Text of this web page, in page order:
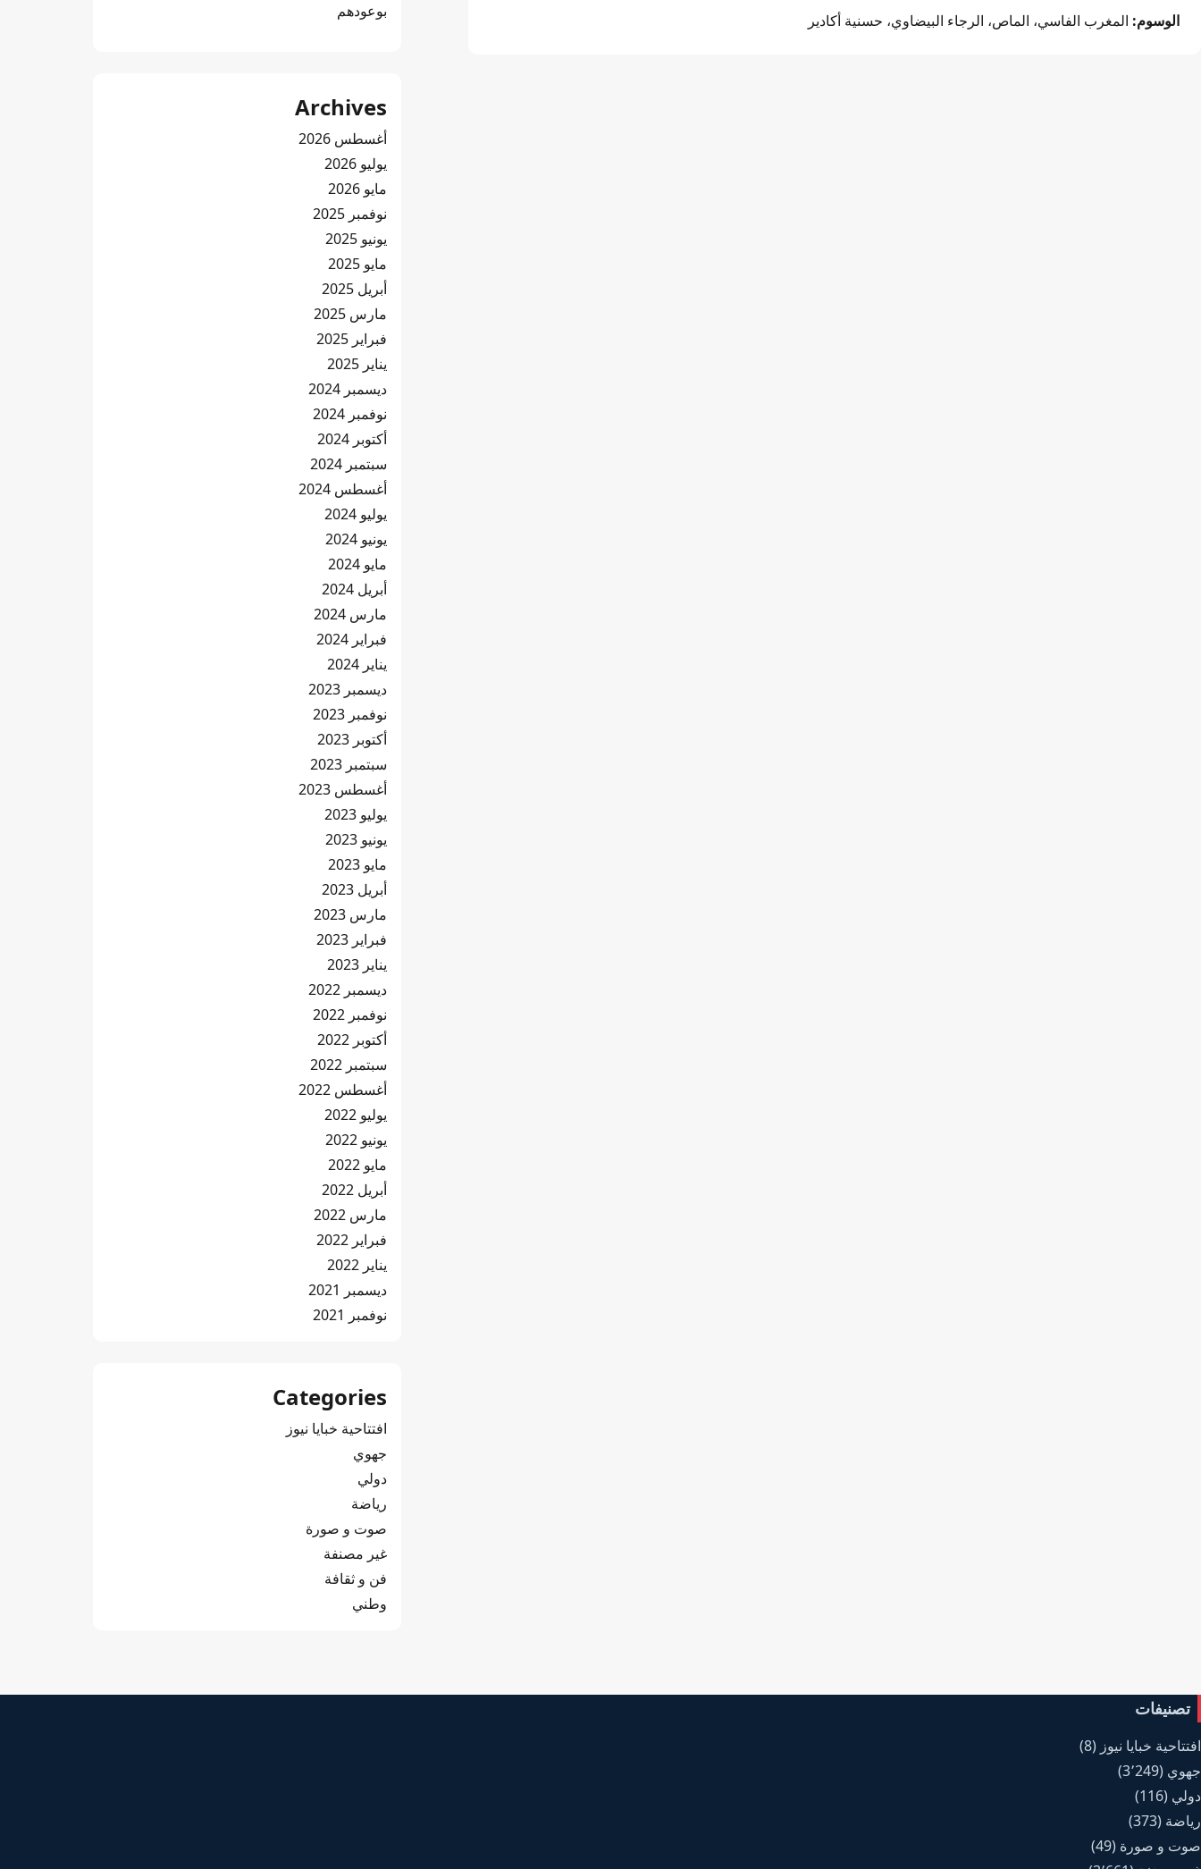
الوسوم: المغرب الفاسي، الماص، الرجاء البيضاوي، حسنية أكادير
بوعودهم
Archives
أغسطس 2026
يوليو 2026
مايو 2026
نوفمبر 2025
يونيو 2025
مايو 2025
أبريل 2025
مارس 2025
فبراير 2025
يناير 2025
ديسمبر 2024
نوفمبر 2024
أكتوبر 2024
سبتمبر 2024
أغسطس 2024
يوليو 2024
يونيو 2024
مايو 2024
أبريل 2024
مارس 2024
فبراير 2024
يناير 2024
ديسمبر 2023
نوفمبر 2023
أكتوبر 2023
سبتمبر 2023
أغسطس 2023
يوليو 2023
يونيو 2023
مايو 2023
أبريل 2023
مارس 2023
فبراير 2023
يناير 2023
ديسمبر 2022
نوفمبر 2022
أكتوبر 2022
سبتمبر 2022
أغسطس 2022
يوليو 2022
يونيو 2022
مايو 2022
أبريل 2022
مارس 2022
فبراير 2022
يناير 2022
ديسمبر 2021
نوفمبر 2021
Categories
افتتاحية خبايا نيوز
جهوي
دولي
رياضة
صوت و صورة
غير مصنفة
فن و ثقافة
وطني
تصنيفات
افتتاحية خبايا نيوز (8)
جهوي (3٬249)
دولي (116)
رياضة (373)
صوت و صورة (49)